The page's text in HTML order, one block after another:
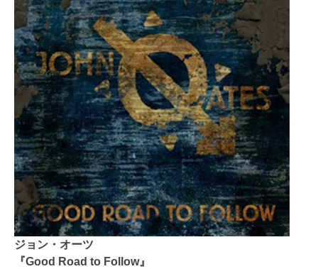
ジョン・オーツ
『Good Road to Follow』